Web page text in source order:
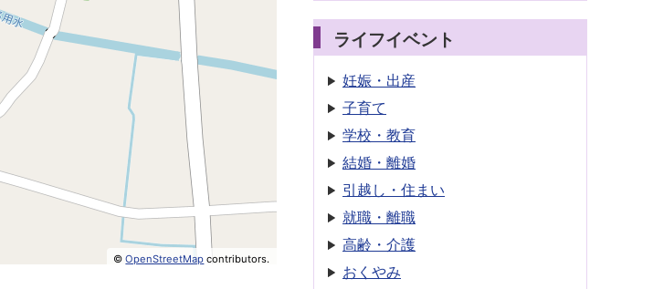
©OpenStreetMap contributors.
ライフイベント
妊娠・出産
子育て
学校・教育
結婚・離婚
引越し・住まい
就職・離職
高齢・介護
おくやみ